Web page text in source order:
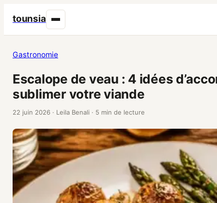
tounsia
Gastronomie
Escalope de veau : 4 idées
sublimer votre viande
22 juin 2026 · Leila Benali · 5 min de lecture